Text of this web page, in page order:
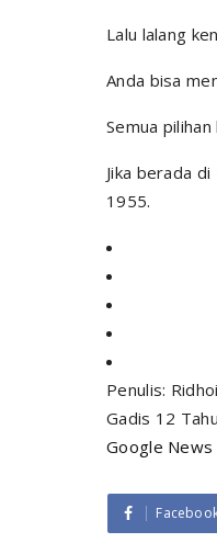
Lalu lalang
Anda bisa
Semua
Jika berada
1955.
Penulis:
Gadis 12
Google News